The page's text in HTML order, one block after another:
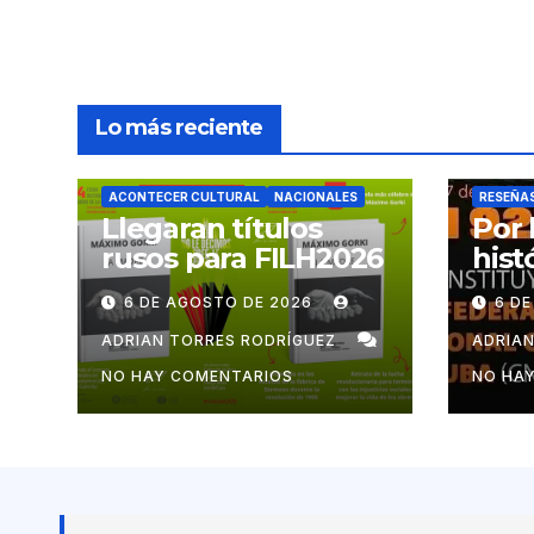
Lo más reciente
ACONTECER CULTURAL NACIONALES
Llegaran títulos
rusos para FILH2026
6 DE AGOSTO DE 2026
ADRIAN TORRES RODRÍGUEZ
NO HAY COMENTARIOS
Por
6
NO